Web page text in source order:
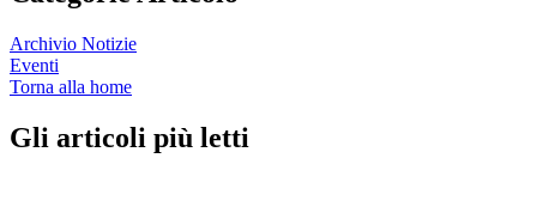
Archivio Notizie
Eventi
Torna alla home
Gli articoli più letti